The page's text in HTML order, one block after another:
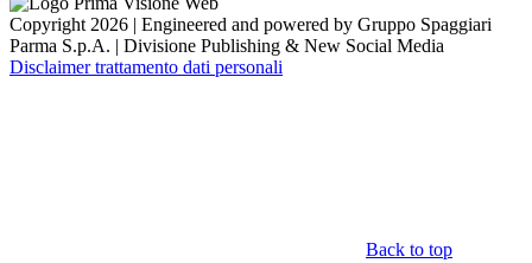
Copyright 2026 | Engineered and powered by Gruppo Spaggiari
Parma S.p.A. | Divisione Publishing & New Social Media
Disclaimer trattamento dati personali
Back to top